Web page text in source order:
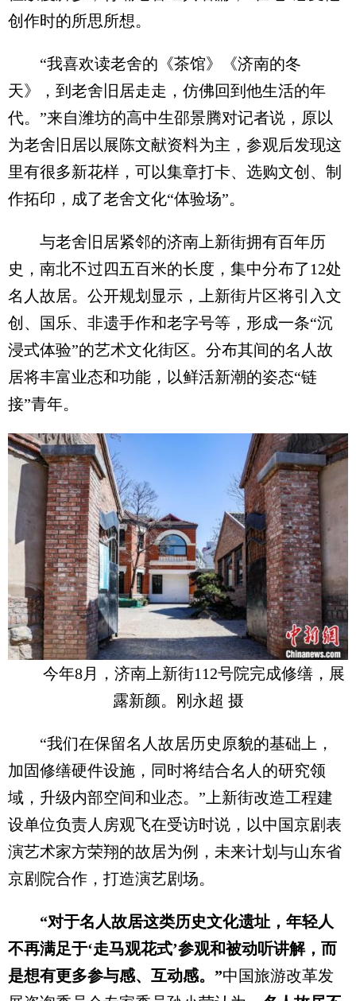
创作时的所思所想。
“我喜欢读老舍的《茶馆》《济南的冬
天》，到老舍旧居走走，仿佛回到他生活的年
代。”来自潍坊的高中生邵景腾对记者说，原以
为老舍旧居以展陈文献资料为主，参观后发现这
里有很多新花样，可以集章打卡、选购文创、制
作拓印，成了老舍文化“体验场”。
与老舍旧居紧邻的济南上新街拥有百年历
史，南北不过四五百米的长度，集中分布了12处
名人故居。公开规划显示，上新街片区将引入文
创、国乐、非遗手作和老字号等，形成一条“沉
浸式体验”的艺术文化街区。分布其间的名人故
居将丰富业态和功能，以鲜活新潮的姿态“链
接”青年。
今年8月，济南上新街112号院完成修缮，展
露新颜。刚永超 摄
“我们在保留名人故居历史原貌的基础上，
加固修缮硬件设施，同时将结合名人的研究领
域，升级内部空间和业态。”上新街改造工程建
设单位负责人房观飞在受访时说，以中国京剧表
演艺术家方荣翔的故居为例，未来计划与山东省
京剧院合作，打造演艺剧场。
“对于名人故居这类历史文化遗址，年轻人
不再满足于‘走马观花式’参观和被动听讲解，而
是想有更多参与感、互动感。”中国旅游改革发